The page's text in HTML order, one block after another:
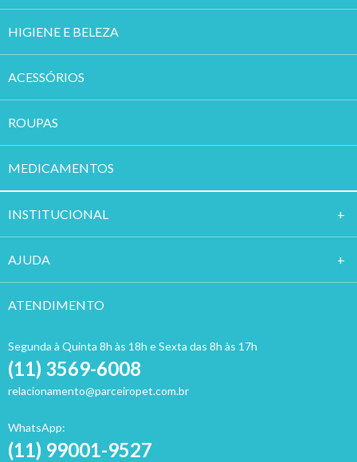
HIGIENE E BELEZA
ACESSÓRIOS
ROUPAS
MEDICAMENTOS
INSTITUCIONAL
AJUDA
ATENDIMENTO
Segunda à Quinta 8h às 18h e Sexta das 8h às 17h
(11) 3569-6008
relacionamento@parceiropet.com.br
WhatsApp:
(11) 99001-9527